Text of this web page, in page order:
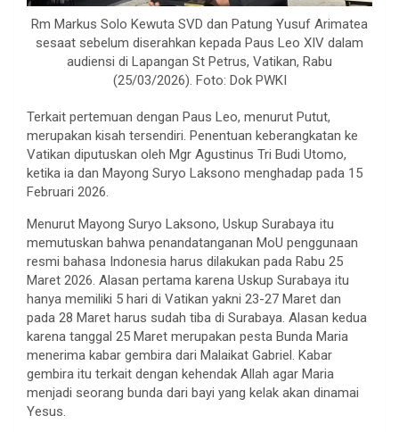
Rm Markus Solo Kewuta SVD dan Patung Yusuf Arimatea
sesaat sebelum diserahkan kepada Paus Leo XIV dalam
audiensi di Lapangan St Petrus, Vatikan, Rabu
(25/03/2026). Foto: Dok PWKI
Terkait pertemuan dengan Paus Leo, menurut Putut,
merupakan kisah tersendiri. Penentuan keberangkatan ke
Vatikan diputuskan oleh Mgr Agustinus Tri Budi Utomo,
ketika ia dan Mayong Suryo Laksono menghadap pada 15
Februari 2026.
Menurut Mayong Suryo Laksono, Uskup Surabaya itu
memutuskan bahwa penandatanganan MoU penggunaan
resmi bahasa Indonesia harus dilakukan pada Rabu 25
Maret 2026. Alasan pertama karena Uskup Surabaya itu
hanya memiliki 5 hari di Vatikan yakni 23-27 Maret dan
pada 28 Maret harus sudah tiba di Surabaya. Alasan kedua
karena tanggal 25 Maret merupakan pesta Bunda Maria
menerima kabar gembira dari Malaikat Gabriel. Kabar
gembira itu terkait dengan kehendak Allah agar Maria
menjadi seorang bunda dari bayi yang kelak akan dinamai
Yesus.